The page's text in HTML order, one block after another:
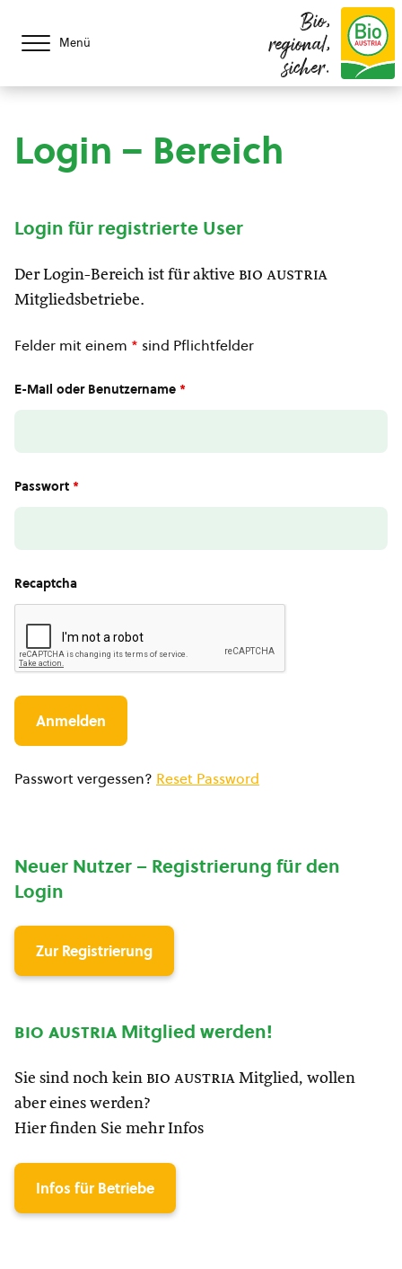
Menü
Bio,
regional,
sicher.
Login – Bereich
Login für registrierte User
Der Login-Bereich ist für aktive bio austria
Mitgliedsbetriebe.
Felder mit einem * sind Pflichtfelder
E-Mail oder Benutzername *
Passwort *
Recaptcha
Passwort vergessen? Reset Password
Neuer Nutzer – Registrierung für den
Login
Zur Registrierung
bio austria Mitglied werden!
Sie sind noch kein bio austria Mitglied, wollen
aber eines werden?
Hier finden Sie mehr Infos
Infos für Betriebe